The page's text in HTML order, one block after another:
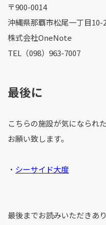
〒900-0014
沖縄県那覇市松尾一丁目
株式会社OneNote
TEL（098）963-7007
最後に
こちらの施設が気になられ
お願い致します。
・ シーサイド大度
最後までお読みいただきあ